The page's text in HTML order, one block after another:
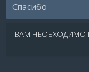
Спасибо
ВАМ НЕОБХОДИМО